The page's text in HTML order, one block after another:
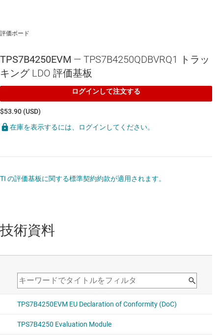
評価ボード
TPS7B4250EVM — TPS7B4250QDBVRQ1 トラッ
キング LDO 評価基板
ログインして注文する
$53.90 (USD)
在庫を表示するには、ログインしてください。
TI の評価基板に関する標準契約約款が適用されます。
技術資料